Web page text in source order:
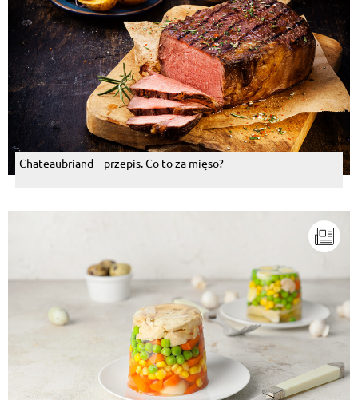
Chateaubriand – przepis. Co to za mięso?